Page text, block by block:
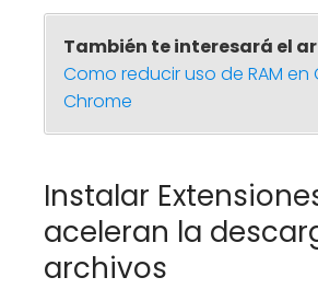
También te interesará el
Como reducir uso de RAM en
Chrome
Instalar
aceleran la
archivos